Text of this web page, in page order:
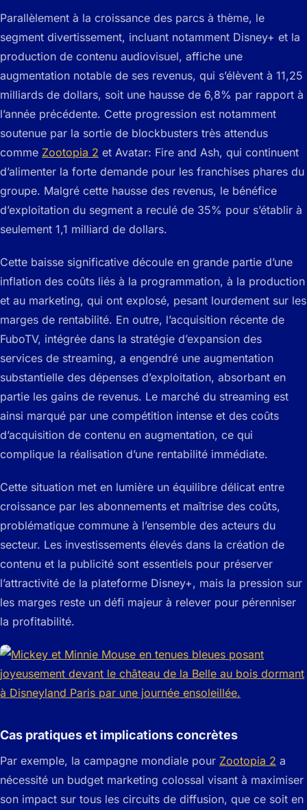
Parallèlement à la croissance des parcs à thème, le
segment divertissement, incluant notamment Disney+ et la
production de contenu audiovisuel, affiche une
augmentation notable de ses revenus, qui s’élèvent à 11,25
milliards de dollars, soit une hausse de 6,8% par rapport à
l’année précédente. Cette progression est notamment
soutenue par la sortie de blockbusters très attendus
comme Zootopia 2 et Avatar: Fire and Ash, qui continuent
d’alimenter la forte demande pour les franchises phares du
groupe. Malgré cette hausse des revenus, le bénéfice
d’exploitation du segment a reculé de 35% pour s’établir à
seulement 1,1 milliard de dollars.
Cette baisse significative découle en grande partie d’une
inflation des coûts liés à la programmation, à la production
et au marketing, qui ont explosé, pesant lourdement sur les
marges de rentabilité. En outre, l’acquisition récente de
FuboTV, intégrée dans la stratégie d’expansion des
services de streaming, a engendré une augmentation
substantielle des dépenses d’exploitation, absorbant en
partie les gains de revenus. Le marché du streaming est
ainsi marqué par une compétition intense et des coûts
d’acquisition de contenu en augmentation, ce qui
complique la réalisation d’une rentabilité immédiate.
Cette situation met en lumière un équilibre délicat entre
croissance par les abonnements et maîtrise des coûts,
problématique commune à l’ensemble des acteurs du
secteur. Les investissements élevés dans la création de
contenu et la publicité sont essentiels pour préserver
l’attractivité de la plateforme Disney+, mais la pression sur
les marges reste un défi majeur à relever pour pérenniser
la profitabilité.
Cas pratiques et implications concrètes
Par exemple, la campagne mondiale pour Zootopia 2 a
nécessité un budget marketing colossal visant à maximiser
son impact sur tous les circuits de diffusion, que ce soit en